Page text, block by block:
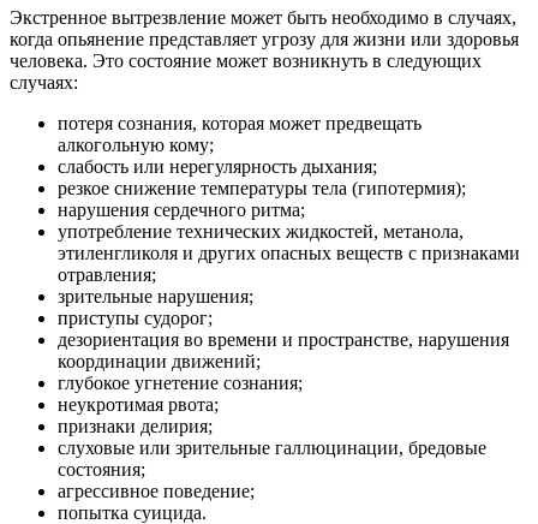
Экстренное вытрезвление может быть необходимо в случаях,
когда опьянение представляет угрозу для жизни или здоровья
человека. Это состояние может возникнуть в следующих
случаях:
потеря сознания, которая может предвещать
алкогольную кому;
слабость или нерегулярность дыхания;
резкое снижение температуры тела (гипотермия);
нарушения сердечного ритма;
употребление технических жидкостей, метанола,
этиленгликоля и других опасных веществ с признаками
отравления;
зрительные нарушения;
приступы судорог;
дезориентация во времени и пространстве, нарушения
координации движений;
глубокое угнетение сознания;
неукротимая рвота;
признаки делирия;
слуховые или зрительные галлюцинации, бредовые
состояния;
агрессивное поведение;
попытка суицида.